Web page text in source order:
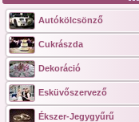
Autókölcsönző
Cukrászda
Dekoráció
Esküvőszervező
Ékszer-Jegygyűrű